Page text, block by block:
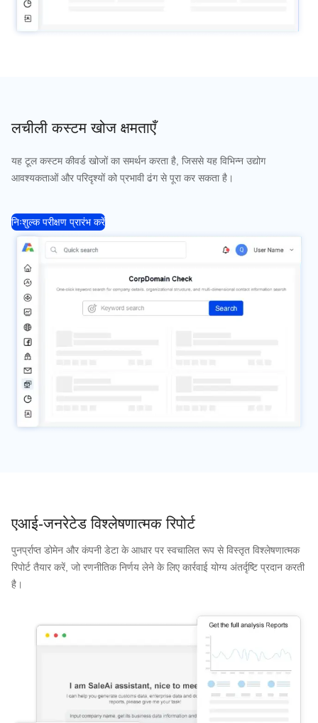
लचीली कस्टम खोज क्षमताएँ
यह टूल कस्टम कीवर्ड खोजों का समर्थन करता है, जिससे यह विभिन्न उद्योग
आवश्यकताओं और परिदृश्यों को प्रभावी ढंग से पूरा कर सकता है।
निःशुल्क परीक्षण प्रारंभ करें
एआई-जनरेटेड विश्लेषणात्मक रिपोर्ट
पुनर्प्राप्त डोमेन और कंपनी डेटा के आधार पर स्वचालित रूप से विस्तृत विश्लेषणात्मक
रिपोर्ट तैयार करें, जो रणनीतिक निर्णय लेने के लिए कार्रवाई योग्य अंतर्दृष्टि प्रदान करती
है।